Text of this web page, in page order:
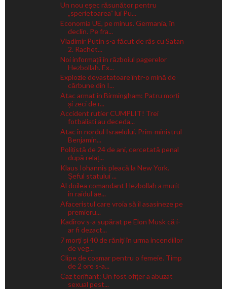
Un nou eșec răsunător pentru
„sperietoarea” lui Pu...
Economia UE, pe minus. Germania, în
declin. Pe fra...
Vladimir Putin s-a făcut de râs cu Satan
2. Rachet...
Noi informații în războiul pagerelor
Hezbollah. Ex...
Explozie devastatoare într-o mină de
cărbune din I...
Atac armat în Birmingham: Patru morți
și zeci de r...
Accident rutier CUMPLIT! Trei
fotbaliști au deceda...
Atac în nordul Israelului. Prim-ministrul
Benjamin...
Polițistă de 24 de ani, cercetată penal
după relaț...
Klaus Iohannis pleacă la New York.
Șeful statului ...
Al doilea comandant Hezbollah a murit
în raidul ae...
Afaceristul care vroia să îl asasineze pe
premieru...
Kadîrov s-a supărat pe Elon Musk că i-
ar fi dezact...
7 morți și 40 de răniți în urma incendiilor
de veg...
Clipe de coșmar pentru o femeie. Timp
de 2 ore s-a...
Caz terifiant: Un fost ofițer a abuzat
sexual pest...